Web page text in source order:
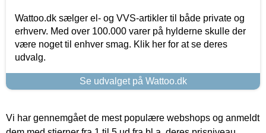
Wattoo.dk sælger el- og VVS-artikler til både private og
erhverv. Med over 100.000 varer på hylderne skulle der
være noget til enhver smag. Klik her for at se deres
udvalg.
Se udvalget på Wattoo.dk
Vi har gennemgået de mest populære webshops og anmeldt